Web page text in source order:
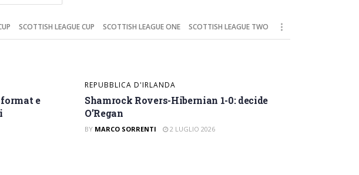
SCOTTISH LEAGUE CUP SCOTTISH LEAGUE ONE SCOTTISH LEAGUE TWO
e
REPUBBLICA D'IRLANDA
Shamrock Rovers-Hibernian 1-0: decide
O’Regan
BY MARCO SORRENTI 2 LUGLIO 2026